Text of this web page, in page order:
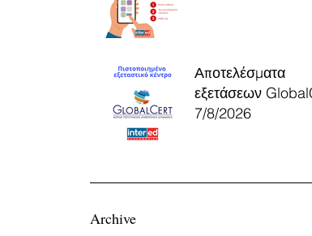
Αποτελέσματα
εξετάσεων
7/8/2026
Archive